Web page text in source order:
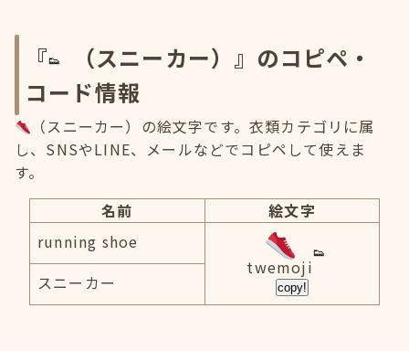
『
（スニーカー）』のコピペ・
コード情報
（スニーカー）の絵文字です。衣類カテゴリに属
し、SNSやLINE、メールなどでコピペして使えま
す。
名前
絵文字
running shoe
twemoji
copy!
スニーカー